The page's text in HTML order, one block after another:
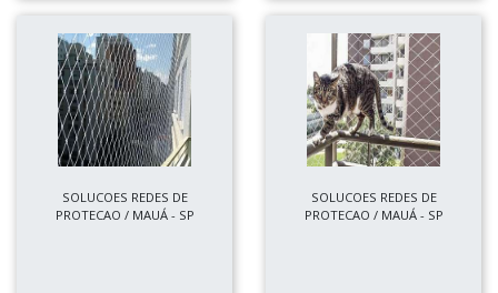
SOLUCOES REDES DE
PROTECAO / MAUÁ - SP
SOLUCOES REDES DE
PROTECAO / MAUÁ - SP